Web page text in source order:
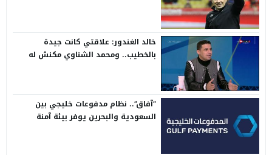
خالد الغندور: علاقتي كانت جيدة
بالخطيب.. ومحمد الشناوي مكنش له
“آفاق”.. نظام مدفوعات خليجي بين
السعودية والبحرين يوفر بيئة آمنة